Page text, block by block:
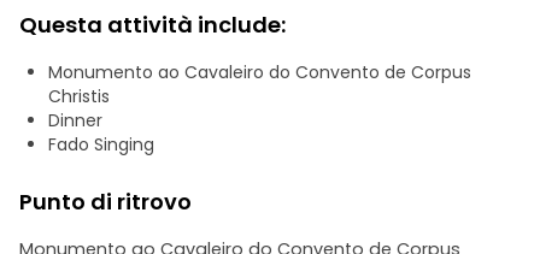
raffinata. Dediti a preservare questo ricco patrimonio
musicale, i nostri appassionati cantanti (fadistas) e
chitarristi locali vi accoglieranno.
Preparatevi ad essere ipnotizzati dalla passione senza limiti
e dall'intricata trama dell'esibizione di Fado al calar delle
luci. Ogni canzone offre una profonda comprensione dello
esperienza è quello di immergervi completamente nella
Questa attività include:
Monumento ao Cavaleiro do Convento de Corpus
Christis
Dinner
Fado Singing
Punto di ritrovo
Monumento ao Cavaleiro do Convento de Corpus